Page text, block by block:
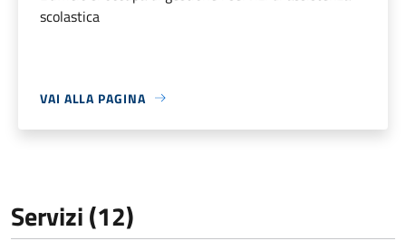
scolastica
VAI ALLA PAGINA
Servizi (12)